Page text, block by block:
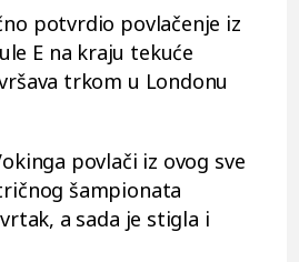
potvrdio povlačenje iz
E na kraju tekuće
trkom u Londonu
povlači iz ovog sve
šampionata
a sada je stigla i